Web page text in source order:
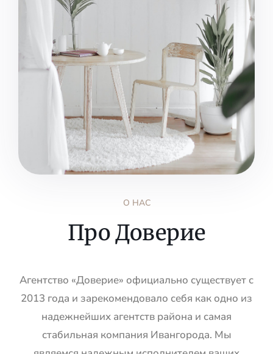
О НАС
Про Доверие
Агентство «Доверие» официально существует с
2013 года и зарекомендовало себя как одно из
надежнейших агентств района и самая
стабильная компания Ивангорода. Мы